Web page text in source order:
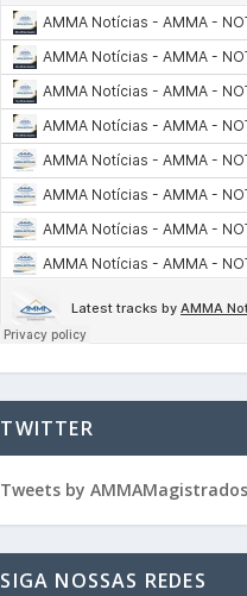
TWITTER
Tweets by AMMAMagistrados
SIGA NOSSAS REDES